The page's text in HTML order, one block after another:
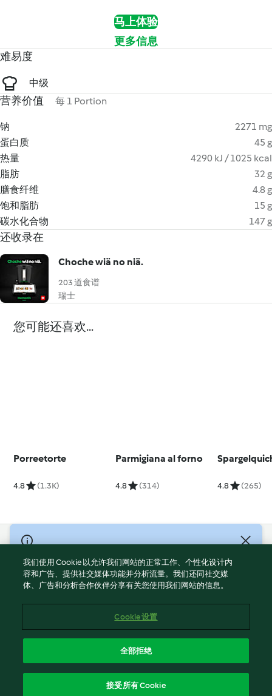
马上体验
更多信息
难易度
中级
营养价值 每 1 Portion
钠
2271 mg
蛋白质
45 g
热量
4290 kJ / 1025 kcal
脂肪
32 g
膳食纤维
4.8 g
饱和脂肪
15 g
碳水化合物
147 g
还收录在
Choche wiä no niä.
203 道食谱
瑞士
您可能还喜欢...
Porreetorte
4.8 (1.3K)
Parmigiana al forno
4.8 (314) 4.8 (265)
© Copyright 2021-2023 福维克信息科技(上海)有限公司 版权所有
2026
使用规定
Cookies
ICP许可证号：沪通信管自贸[2026]3号
我们使用 Cookie 以允许我们网站的正常工作、个性化设计内
容和广告、提供社交媒体功能并分析流量。我们还同社交媒
体、广告和分析合作伙伴分享有关您使用我们网站的信息。
Cookie 设置
全部拒绝
接受所有 Cookie